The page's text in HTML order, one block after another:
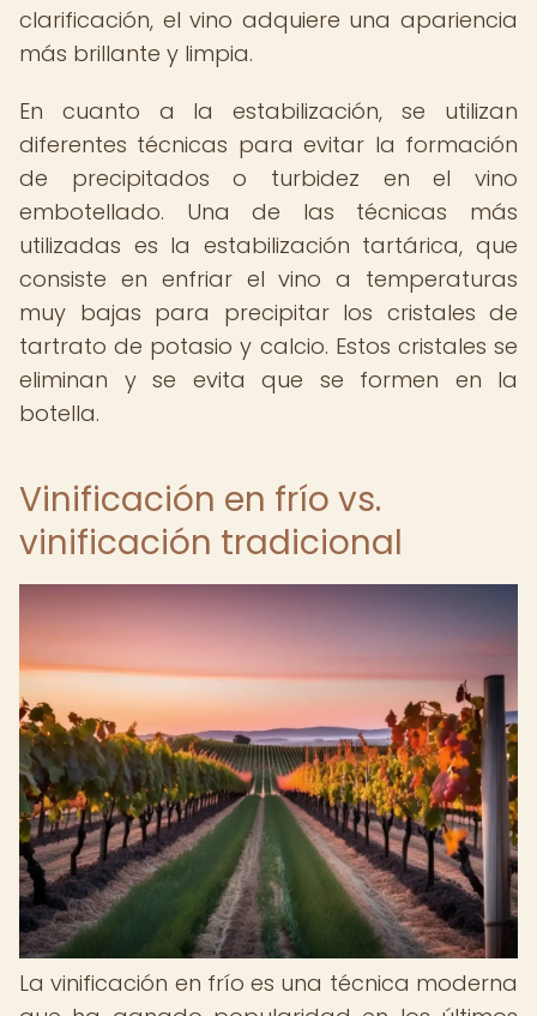
clarificación, el vino adquiere una apariencia
más brillante y limpia.
En cuanto a la estabilización, se utilizan
diferentes técnicas para evitar la formación
de precipitados o turbidez en el vino
embotellado. Una de las técnicas más
utilizadas es la estabilización tartárica, que
consiste en enfriar el vino a temperaturas
muy bajas para precipitar los cristales de
tartrato de potasio y calcio. Estos cristales se
eliminan y se evita que se formen en la
botella.
Vinificación en frío vs.
vinificación tradicional
La vinificación en frío es una técnica moderna